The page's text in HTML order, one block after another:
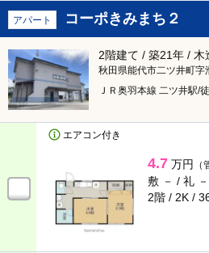
アパート コーポきみまち２
2階建て / 築21年 / 木
秋田県能代市二ツ井町字
ＪＲ奥羽本線 二ツ井駅/
エアコン付き
4.7 万円
敷 － / 礼 －
2階 / 2K /
山本郡三種町 （1）
南秋田郡五城目町（14）
南秋田郡八郎潟町
仙北郡美郷町
雄勝郡羽後町（1）
物件種別
賃貸マンション
賃貸アパート
戸建て・テラスハウス
貸店舗・賃貸事務所
駐車場